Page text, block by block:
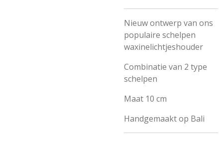
Nieuw ontwerp van ons
populaire schelpen
waxinelichtjeshouder
Combinatie van 2 type
schelpen
Maat 10 cm
Handgemaakt op Bali